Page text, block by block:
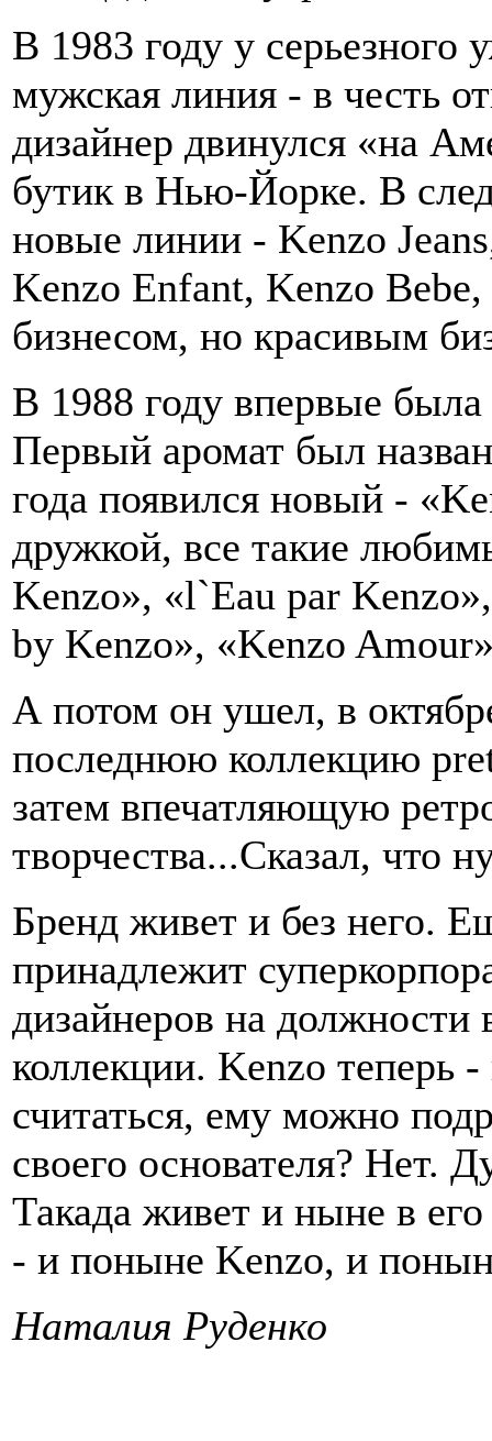
В 1983 году у серьезного
мужская линия - в честь
дизайнер двинулся «на
бутик в Нью-Йорке. В
новые линии - Kenzo
Kenzo Enfant, Kenzo
бизнесом, но красивым
В 1988 году впервые
Первый аромат был
года появился новый -
дружкой, все такие
Kenzo», «l`Eau par
by Kenzo», «Kenzo
А потом он ушел, в
последнюю коллекцию
затем впечатляющую
творчества...Сказал, что
Бренд живет и без него.
принадлежит
дизайнеров на должности
коллекции. Kenzo теперь
считаться, ему можно
своего основателя? Нет.
Такада живет и ныне в
- и поныне Kenzo, и
Наталия Руденко